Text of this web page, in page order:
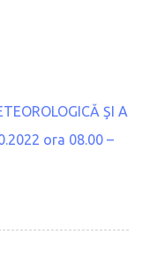
ŞI A
ora 08.00 –